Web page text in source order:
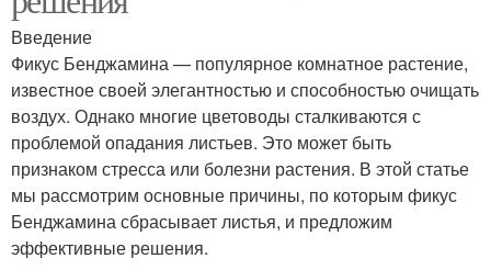
Введение
Фикус Бенджамина — популярное комнатное растение,
известное своей элегантностью и способностью очищать
воздух. Однако многие цветоводы сталкиваются с
проблемой опадания листьев. Это может быть
признаком стресса или болезни растения. В этой статье
мы рассмотрим основные причины, по которым фикус
Бенджамина сбрасывает листья, и предложим
эффективные решения.